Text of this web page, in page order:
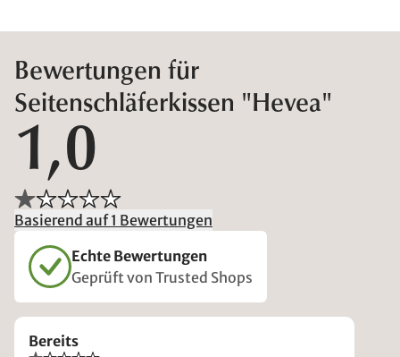
Bewertungen für
Seitenschläferkissen "Hevea"
1,0
Basierend auf 1 Bewertungen
Echte Bewertungen
Geprüft von Trusted Shops
Bereits